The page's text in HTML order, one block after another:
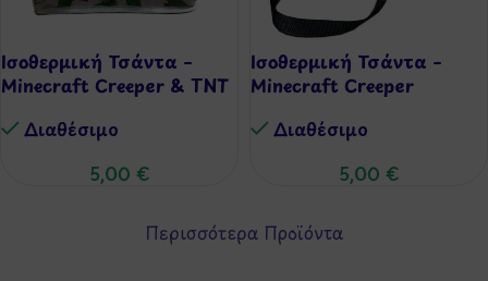
Ισοθερμική Τσάντα –
Minecraft Creeper & TNT
Διαθέσιμo
5,00 €
Ισοθερμική Τσάντα –
Minecraft Creeper
Διαθέσιμo
5,00 €
Περισσότερα Προϊόντα